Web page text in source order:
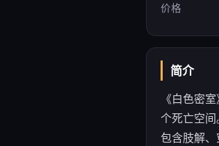
价格
简介
《白色密
个死亡空
包含肢解